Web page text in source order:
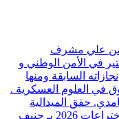
علي مشرف
في الأمن الوطني و
السابقة ومنها
في العلوم العسكرية .
حقق الميدالية
الذهبية في معرض جنيف الدولي للاختراعات 2026 بـ جنيف